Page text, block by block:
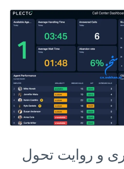
و روایت تحول